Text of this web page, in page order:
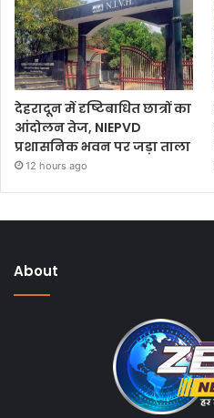
देहरादून में दृष्टिबाधित छात्रों का
आंदोलन तेज, NIEPVD
प्रशासनिक भवन पर जड़ा ताला
12 hours ago
About